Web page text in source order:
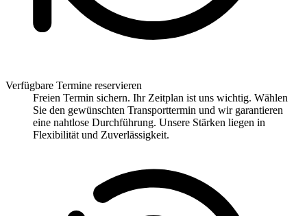
Verfügbare Termine reservieren
Freien Termin sichern. Ihr Zeitplan ist uns wichtig. Wählen
Sie den gewünschten Transporttermin und wir garantieren
eine nahtlose Durchführung. Unsere Stärken liegen in
Flexibilität und Zuverlässigkeit.